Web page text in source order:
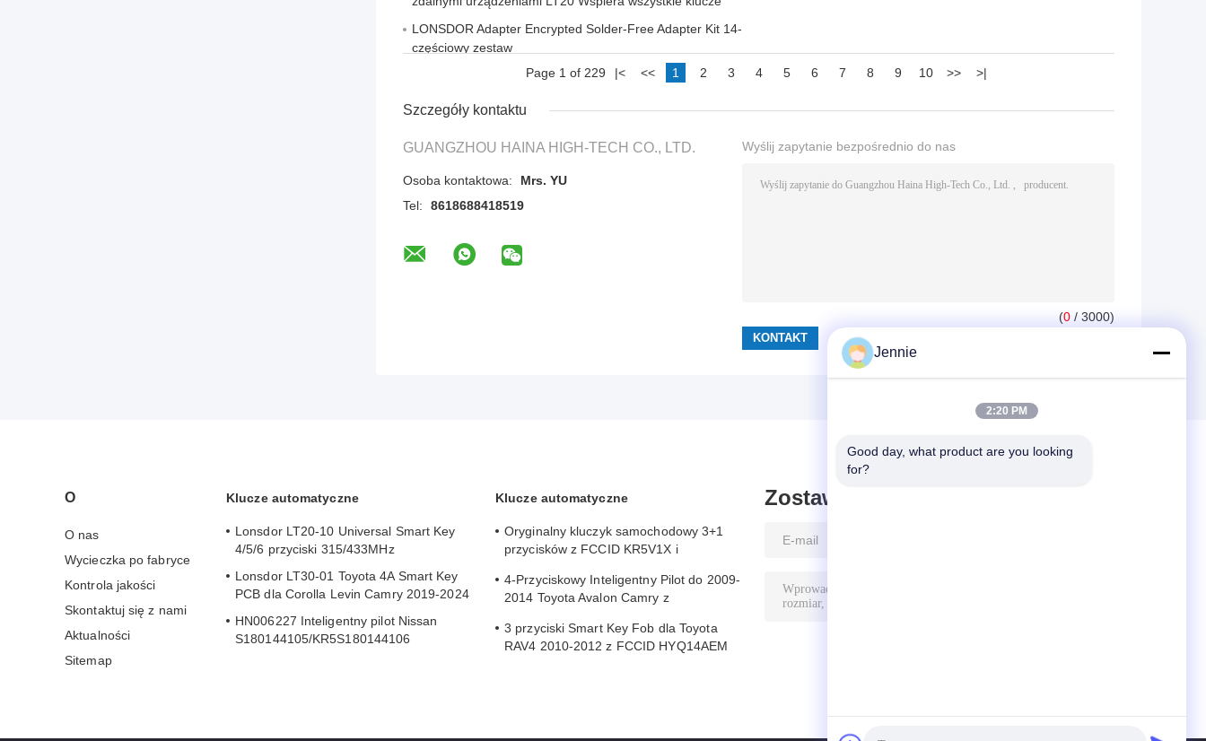
LONSDOR Adapter Encrypted Solder-Free Adapter Kit 14-
częściowy zestaw
Page 1 of 229 |< << 1 2 3 4 5 6 7 8 9 10 >> >|
Szczegóły kontaktu
GUANGZHOU HAINA HIGH-TECH CO., LTD.
Osoba kontaktowa:
Mrs. YU
Tel:
8618688418519
Wyślij zapytanie bezpośrednio do nas
(0 / 3000)
O
O nas
Wycieczka po fabryce
Kontrola jakości
Skontaktuj się z nami
Aktualności
Sitemap
Klucze automatyczne
Lonsdor LT20-10 Universal Smart Key
4/5/6 przyciski 315/433MHz
Lonsdor LT30-01 Toyota 4A Smart Key
PCB dla Corolla Levin Camry 2019-2024
HN006227 Inteligentny pilot Nissan
S180144105/KR5S180144106
Klucze automatyczne
Oryginalny kluczyk samochodowy 3+1
przycisków z FCCID KR5V1X i
dostępu
4-Przyciskowy Inteligentny Pilot do 2009-
2014 Toyota Avalon Camry z
3 przyciski Smart Key Fob dla Toyota
RAV4 2010-2012 z FCCID HYQ14AEM
Zostaw wiadomość
Jennie
2:20 PM
Good day, what product are you looking
for?